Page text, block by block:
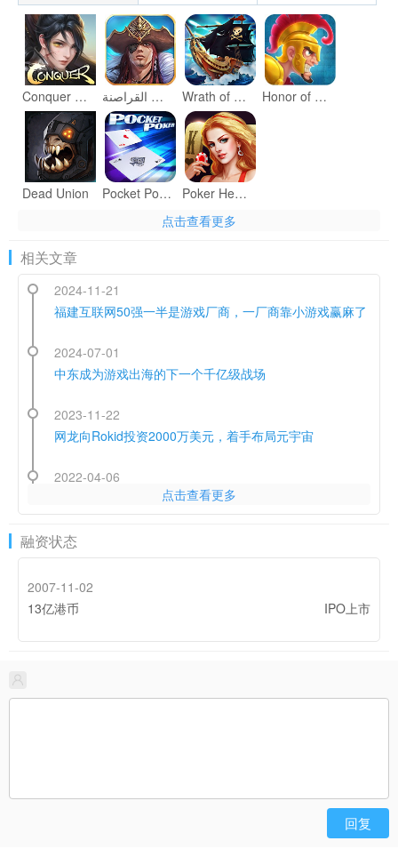
Conquer Online Ⅱ غضب القراصنة Wrath of Pirates 3: Global War Honor of Throne
Dead Union Pocket Poker
Poker Heart：Texas Holdem Poker
点击查看更多
相关文章
2024-11-21
福建互联网50强一半是游戏厂商，一厂商靠小游戏赢麻了
2024-07-01
中东成为游戏出海的下一个千亿级战场
2023-11-22
网龙向Rokid投资2000万美元，着手布局元宇宙
2022-04-06
2021年财报速递：多家游戏公司亏损，网龙游戏业务净利
超21亿
2020-11-26
印度政府再度封禁8款中国手游 这已经是近半年第4轮封禁
2020-06-05
有机会吗？
网龙：Q2 教育业务实现盈利 游戏业务收益 4.04 亿元
点击查看更多
融资状态
2007-11-02
IPO上市
13亿港币
回复